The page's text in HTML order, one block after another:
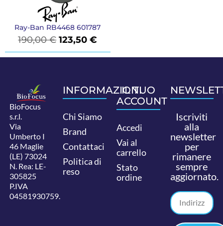
Ray-Ban RB4468 601787
190,00€ 123,50€
BioFocus
s.r.l.
Via
Umberto I
46 Maglie
(LE) 73024
N. Rea: LE-
305825
P.IVA
04581930759.
INFORMAZIONI
Chi Siamo
Brand
Contattaci
Politica di
reso
IL TUO
ACCOUNT
Accedi
Vai al
carrello
Stato
ordine
Iscriviti
alla
newsletter
per
rimanere
sempre
aggiornato.